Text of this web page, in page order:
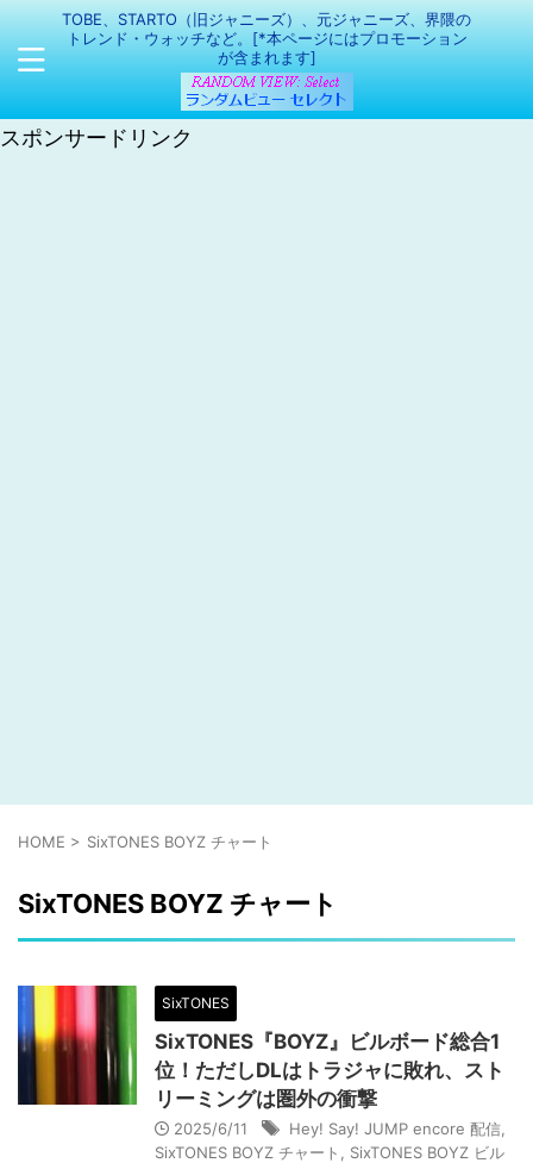
TOBE、STARTO（旧ジャニーズ）、元ジャニーズ、界隈の
トレンド・ウォッチなど。[*本ページにはプロモーション
が含まれます]
スポンサードリンク
HOME > SixTONES BOYZ チャート
SixTONES BOYZ チャート
SixTONES
SixTONES『BOYZ』ビルボード総合1
位！ただしDLはトラジャに敗れ、スト
リーミングは圏外の衝撃
2025/6/11 Hey! Say! JUMP encore 配信
SixTONES BOYZ チャート
SixTONES BOYZ ビル